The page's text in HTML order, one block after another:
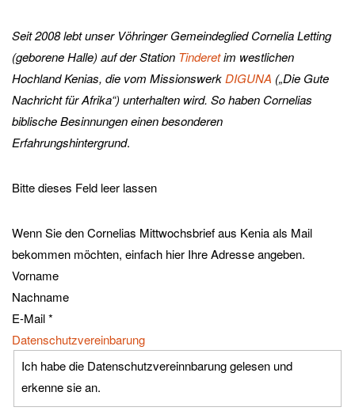
Seit 2008 lebt unser Vöhringer Gemeindeglied Cornelia Letting
(geborene Halle) auf der Station Tinderetim westlichen
Hochland Kenias, die vom MissionswerkDIGUNA („Die Gute
Nachricht für Afrika“) unterhalten wird. So haben Cornelias
biblische Besinnungen einen besonderen
Erfahrungshintergrund.
Bitte dieses Feld leer lassen
Wenn Sie den Cornelias Mittwochsbrief aus Kenia als Mail
bekommen möchten, einfach hier Ihre Adresse angeben.
Vorname
Nachname
E-Mail*
Datenschutzvereinbarung
Ich habe die Datenschutzvereinnbarung gelesen und
erkenne sie an.